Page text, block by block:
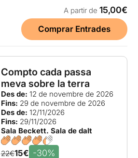
A partir de 15,00€
Comprar Entrades
Compto cada passa
meva sobre la terra
Des de: 12 de novembre de 2026
Fins: 29 de novembre de 2026
Des de: 12/11/2026
Fins: 29/11/2026
Sala Beckett. Sala de dalt
22€15€ -30%